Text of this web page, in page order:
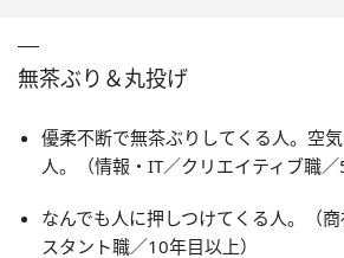
無茶ぶり＆丸投げ
優柔不断で無茶ぶりしてくる人。空
人。（情報・IT／クリエイティブ職／
なんでも人に押しつけてくる人。（
スタント職／10年目以上）